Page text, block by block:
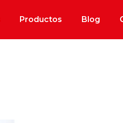
Productos Blog